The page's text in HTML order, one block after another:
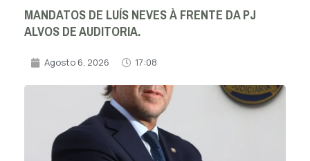
MANDATOS DE LUÍS NEVES À FRENTE DA PJ
ALVOS DE AUDITORIA.
Agosto 6, 2026 17:08